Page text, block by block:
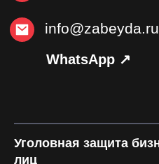
Уголовная защита
лиц